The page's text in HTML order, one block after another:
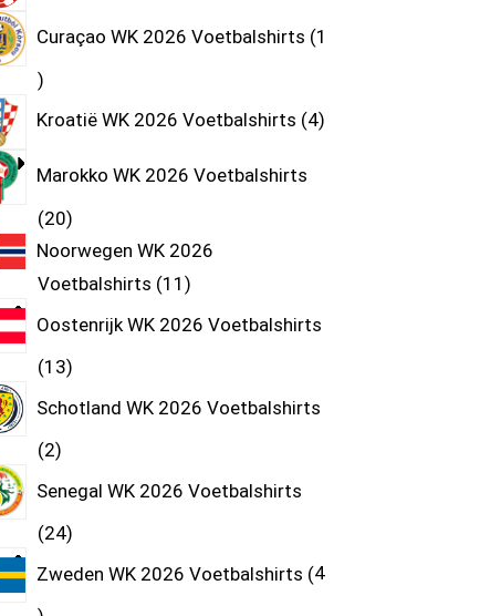
Curaçao WK 2026 Voetbalshirts 1
Kroatië WK 2026 Voetbalshirts 4
Marokko WK 2026 Voetbalshirts
20
Noorwegen WK 2026
Voetbalshirts 11
Oostenrijk WK 2026 Voetbalshirts
13
Schotland WK 2026 Voetbalshirts
2
Senegal WK 2026 Voetbalshirts
24
Zweden WK 2026 Voetbalshirts 4